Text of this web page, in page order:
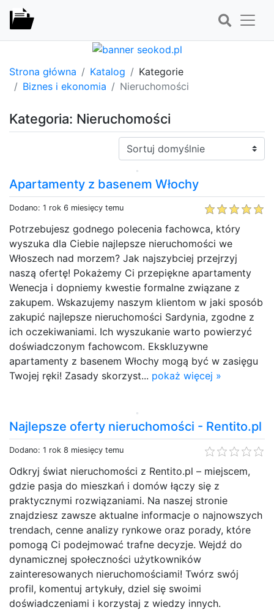
Strona główna Katalog
Kategorie
Biznes i ekonomia
Nieruchomości
Kategoria: Nieruchomości
Sortuj:
Apartamenty z basenem Włochy
Dodano: 1 rok 6 miesięcy temu
Potrzebujesz godnego polecenia fachowca, który
wyszuka dla Ciebie najlepsze nieruchomości we
Włoszech nad morzem? Jak najszybciej przejrzyj
naszą ofertę! Pokażemy Ci przepiękne apartamenty
Wenecja i dopniemy kwestie formalne związane z
zakupem. Wskazujemy naszym klientom w jaki sposób
zakupić najlepsze nieruchomości Sardynia, zgodne z
ich oczekiwaniami. Ich wyszukanie warto powierzyć
doświadczonym fachowcom. Ekskluzywne
apartamenty z basenem Włochy mogą być w zasięgu
Twojej ręki! Zasady skorzyst... pokaż więcej »
Najlepsze oferty nieruchomości - Rentito.pl
Dodano: 1 rok 8 miesięcy temu
Odkryj świat nieruchomości z Rentito.pl – miejscem,
gdzie pasja do mieszkań i domów łączy się z
praktycznymi rozwiązaniami. Na naszej stronie
znajdziesz zawsze aktualne informacje o najnowszych
trendach, cenne analizy rynkowe oraz porady, które
pomogą Ci podejmować trafne decyzje. Wejdź do
dynamicznej społeczności użytkowników
zainteresowanych nieruchomościami! Twórz swój
profil, komentuj artykuły, dziel się swoimi
doświadczeniami i korzystaj z wiedzy innych.